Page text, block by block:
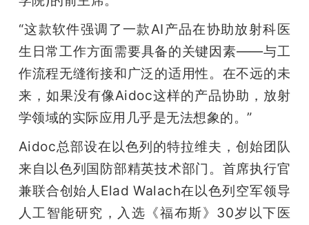
“这款软件强调了一款AI产品在协助放射科医
生日常工作方面需要具备的关键因素——与工
作流程无缝衔接和广泛的适用性。在不远的未
来，如果没有像Aidoc这样的产品协助，放射
学领域的实际应用几乎是无法想象的。”
Aidoc总部设在以色列的特拉维夫，创始团队
来自以色列国防部精英技术部门。首席执行官
兼联合创始人Elad Walach在以色列空军领导
人工智能研究，入选《福布斯》30岁以下医